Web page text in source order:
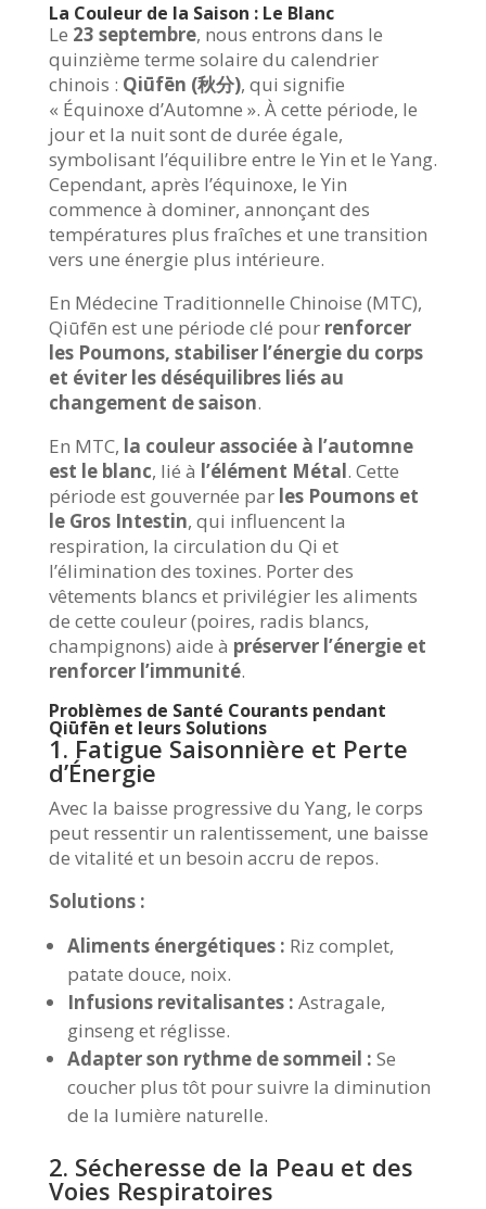
La Couleur de la Saison : Le Blanc
Le 23 septembre, nous entrons dans le
quinzième terme solaire du calendrier
chinois : Qiūfēn (秋分), qui signifie
« Équinoxe d’Automne ». À cette période, le
jour et la nuit sont de durée égale,
symbolisant l’équilibre entre le Yin et le Yang.
Cependant, après l’équinoxe, le Yin
commence à dominer, annonçant des
températures plus fraîches et une transition
vers une énergie plus intérieure.
En Médecine Traditionnelle Chinoise (MTC),
Qiūfēn est une période clé pour renforcer
les Poumons, stabiliser l’énergie du corps
et éviter les déséquilibres liés au
changement de saison.
En MTC, la couleur associée à l’automne
est le blanc, lié à l’élément Métal. Cette
période est gouvernée par les Poumons et
le Gros Intestin, qui influencent la
respiration, la circulation du Qi et
l’élimination des toxines. Porter des
vêtements blancs et privilégier les aliments
de cette couleur (poires, radis blancs,
champignons) aide à préserver l’énergie et
renforcer l’immunité.
Problèmes de Santé Courants pendant
Qiūfēn et leurs Solutions
1. Fatigue Saisonnière et Perte
d’Énergie
Avec la baisse progressive du Yang, le corps
peut ressentir un ralentissement, une baisse
de vitalité et un besoin accru de repos.
Solutions :
Aliments énergétiques : Riz complet,
patate douce, noix.
Infusions revitalisantes : Astragale,
ginseng et réglisse.
Adapter son rythme de sommeil : Se
coucher plus tôt pour suivre la diminution
de la lumière naturelle.
2. Sécheresse de la Peau et des
Voies Respiratoires